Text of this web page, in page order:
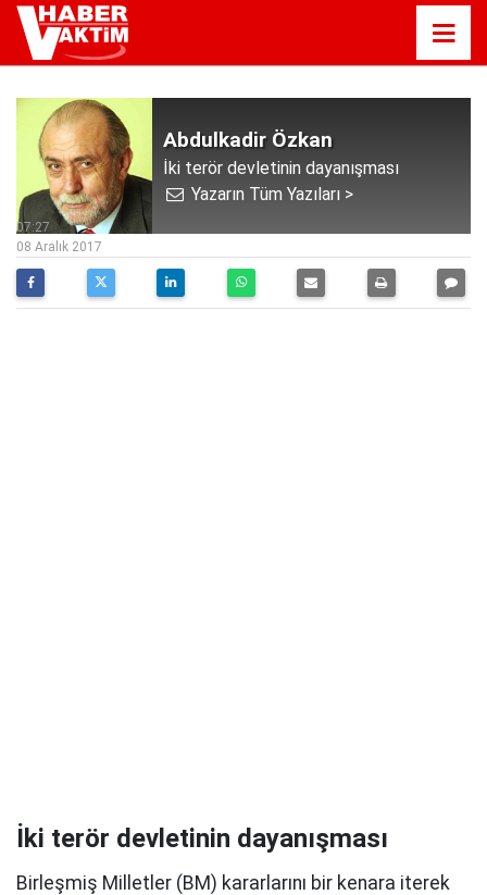
Abdulkadir Özkan
İki terör devletinin dayanışması
Yazarın Tüm Yazıları >
07:27
08 Aralık 2017
İki terör devletinin dayanışması
Birleşmiş Milletler (BM) kararlarını bir kenara iterek